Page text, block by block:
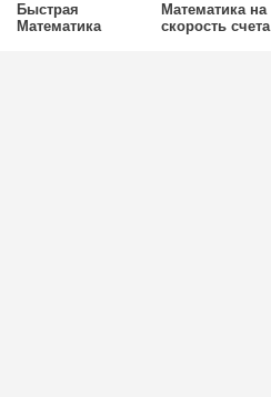
Быстрая
Математика
Математика на
скорость счета